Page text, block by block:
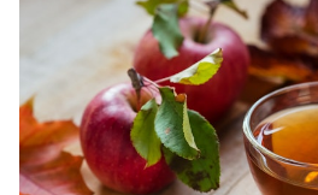
おしゃれなフルーツのお酒も楽しもう！
フルーツティーの売れ筋ランキングもチェ